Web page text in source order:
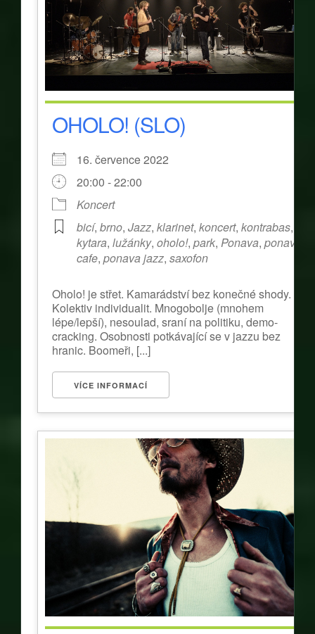
OHOLO! (SLO)
16. července 2022
20:00 - 22:00
Koncert
bicí,brno,Jazz,klarinet,koncert,kontrabas,
kytara,lužánky,oholo!,park,Ponava,ponava
cafe,ponava jazz,saxofon
Oholo! je střet. Kamarádství bez konečné shody.
Kolektiv individualit. Mnogobolje (mnohem
lépe/lepší), nesoulad, sraní na politiku, demo-
cracking. Osobnosti potkávající se v jazzu bez
hranic. Boomeři, [...]
VÍCE INFORMACÍ